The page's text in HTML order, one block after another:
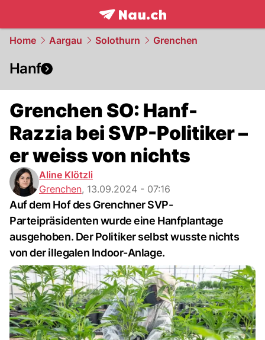
frontpage.NAU.ch
Home Aargau Solothurn Grenchen
Hanf
Grenchen SO: Hanf-
Razzia bei SVP-Politiker –
er weiss von nichts
Aline Klötzli
Grenchen, 13.09.2024 - 07:16
Auf dem Hof des Grenchner SVP-
Parteipräsidenten wurde eine Hanfplantage
ausgehoben. Der Politiker selbst wusste nichts
von der illegalen Indoor-Anlage.